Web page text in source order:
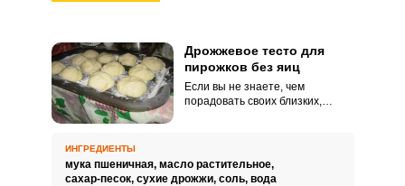
Дрожжевое тесто для
пирожков без яиц
Если вы не знаете, чем
порадовать своих близких,
рецептом дрожжевого теста для
пирожков без использования
ИНГРЕДИЕНТЫ
мука пшеничная, масло растительное,
сахар-песок, сухие дрожжи, соль, вода
Запомнить меня